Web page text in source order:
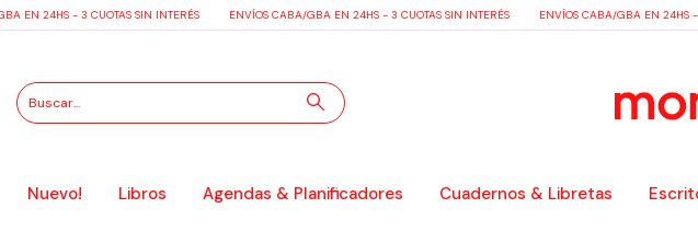
EN 24HS - 3 CUOTAS SIN INTERÉS ENVÍOS CABA/GBA EN 24HS - 3 CUOTAS SIN INTERÉS ENVÍOS CABA/GBA EN 24HS -
Nuevo! Libros Agendas & Planificadores Cuadernos & Libretas